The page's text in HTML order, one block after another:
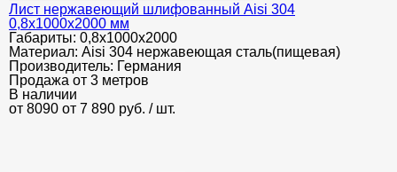
Лист нержавеющий шлифованный Aisi 304
0,8х1000х2000 мм
Габариты: 0,8х1000х2000
Материал: Aisi 304 нержавеющая сталь(пищевая)
Производитель: Германия
Продажа от 3 метров
В наличии
от 8090 от 7 890 руб. / шт.